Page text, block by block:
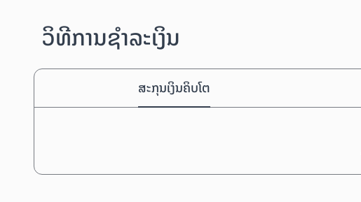
ວິທີການຊຳລະເງິນ
ສະກຸນເງິນຄິບໂຕ